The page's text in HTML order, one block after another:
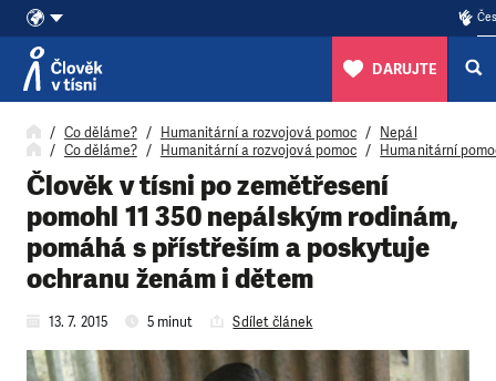
Přeskočit na obsah
DARUJTE
Co děláme? Humanitární a rozvojová pomoc
Nepál
Co děláme?
Humanitární a rozvojová pomoc Humanitární
Člověk v tísni po zemětřesení
pomohl 11 350 nepálským rodinám,
pomáhá s přístřeším a poskytuje
ochranu ženám i dětem
13. 7. 2015 5 minut Sdílet článek